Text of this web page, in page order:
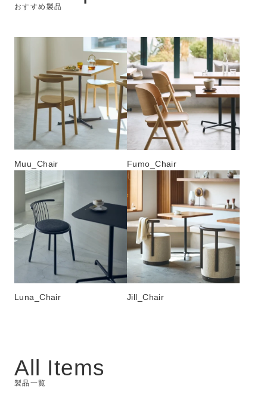
おすすめ製品
Muu_Chair Fumo_Chair
Luna_Chair Jill_Chair
All Items
製品一覧